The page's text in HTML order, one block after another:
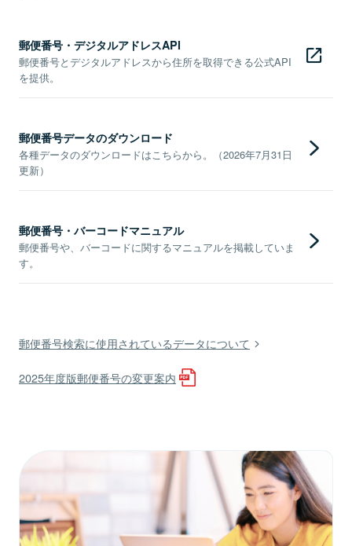
郵便番号・デジタルアドレスAPI
郵便番号とデジタルアドレスから住所を取得できる公式API
を提供。
郵便番号データのダウンロード
各種データのダウンロードはこちらから。（2026年7月31日
更新）
郵便番号・バーコードマニュアル
郵便番号や、バーコードに関するマニュアルを掲載していま
す。
郵便番号検索に使用されているデータについて
2025年度版郵便番号の変更案内